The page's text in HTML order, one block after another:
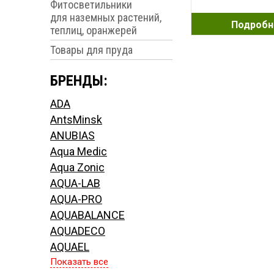
Фитосветильники
для наземных растений,
теплиц, оранжерей
Товары для пруда
БРЕНДЫ:
ADA
AntsMinsk
ANUBIAS
Aqua Medic
Aqua Zonic
AQUA-LAB
AQUA-PRO
AQUABALANCE
AQUADECO
AQUAEL
Показать все